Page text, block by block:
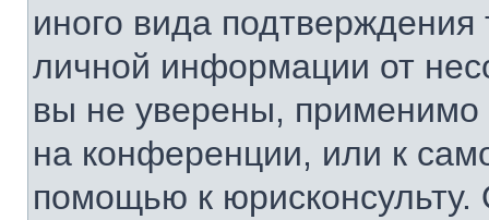
иного вида
личной информации от
вы не уверены, применимо
на конференции, или к
помощью к